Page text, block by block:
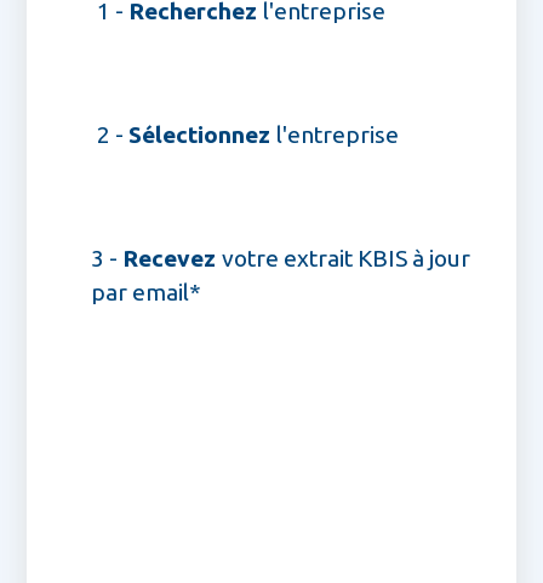
1 - Recherchez l'entreprise
2 - Sélectionnez l'entreprise
3 - Recevez votre extrait KBIS à jour
par email*